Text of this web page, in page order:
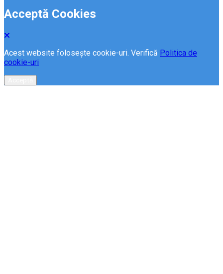
Acceptă Cookies
Acest website folosește cookie-uri. Verifică Politica de
cookie-uri